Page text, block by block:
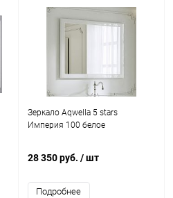
Зеркало Aqwella 5 stars
Империя 100 белое
28 350 руб. / шт
Подробнее